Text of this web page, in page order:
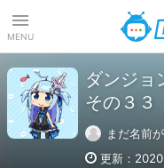
MENU
ダンジ
その３３
まだ名前
更新：